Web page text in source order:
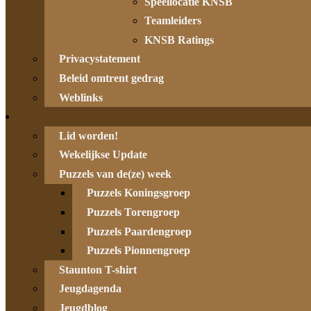
Teamleiders
KNSB Ratings
Privacystatement
Beleid omtrent gedrag
Weblinks
Lid worden!
Wekelijkse Update
Puzzels van de(ze) week
Puzzels Koningsgroep
Puzzels Torengroep
Puzzels Paardengroep
Puzzels Pionnengroep
Staunton T-shirt
Jeugdagenda
Jeugdblog